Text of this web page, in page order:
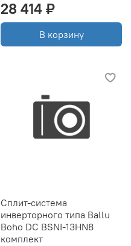
28 414 ₽
В корзину
Сплит-система
инверторного типа Ballu
Boho DC BSNI-13HN8
комплект